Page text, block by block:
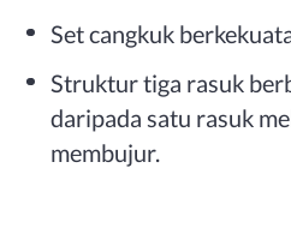
Set cangkuk
Struktur tiga rasuk
daripada satu rasuk
membujur.